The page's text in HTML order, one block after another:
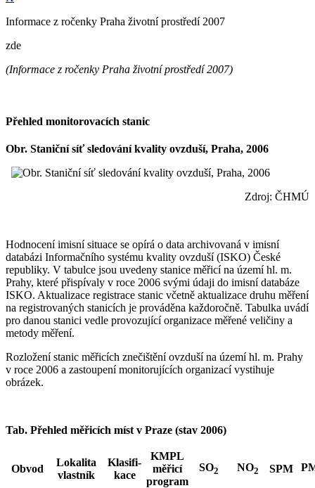
Informace z ročenky Praha životní prostředí 2007
zde
(Informace z ročenky Praha životní prostředí 2007)
Přehled monitorovacích stanic
Obr. Staniční síť sledování kvality ovzduší, Praha, 2006
Zdroj: ČHMÚ
Hodnocení imisní situace se opírá o data archivovaná v imisní
databázi Informačního systému kvality ovzduší (ISKO) České
republiky. V tabulce jsou uvedeny stanice měřicí na území hl. m.
Prahy, které přispívaly v roce 2006 svými údaji do imisní databáze
ISKO. Aktualizace registrace stanic včetně aktualizace druhu měření
na registrovaných stanicích je prováděna každoročně. Tabulka uvádí
pro danou stanici vedle provozující organizace měřené veličiny a
metody měření.
Rozložení stanic měřicích znečištění ovzduší na území hl. m. Prahy
v roce 2006 a zastoupení monitorujících organizací vystihuje
obrázek.
Tab. Přehled měřicích míst v Praze (stav 2006)
Obvod
Lokalita
vlastník
Klasifi-
kace
KMPL
měřicí
program
SO2 NO2 SPM